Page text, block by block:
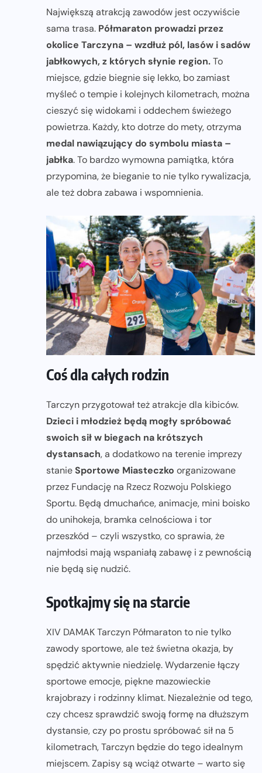
Największą atrakcją zawodów jest oczywiście
sama trasa. Półmaraton prowadzi przez
okolice Tarczyna – wzdłuż pól, lasów i sadów
jabłkowych, z których słynie region.To
miejsce, gdzie biegnie się lekko, bo zamiast
myśleć o tempie i kolejnych kilometrach, można
cieszyć się widokami i oddechem świeżego
powietrza. Każdy, kto dotrze do mety, otrzyma
medal nawiązujący do symbolu miasta –
jabłka. To bardzo wymowna pamiątka, która
przypomina, że bieganie to nie tylko rywalizacja,
ale też dobra zabawa i wspomnienia.
Coś dla całych rodzin
Tarczyn przygotował też atrakcje dla kibiców.
Dzieci i młodzież będą mogły spróbować
swoich sił w biegach na krótszych
dystansach, a dodatkowo na terenie imprezy
stanieSportowe Miasteczko organizowane
przez Fundację na Rzecz Rozwoju Polskiego
Sportu. Będą dmuchańce, animacje, mini boisko
do unihokeja, bramka celnościowa i tor
przeszkód – czyli wszystko, co sprawia, że
najmłodsi mają wspaniałą zabawę i z pewnością
nie będą się nudzić.
Spotkajmy się na starcie
XIV DAMAK Tarczyn Półmaraton to nie tylko
zawody sportowe, ale też świetna okazja, by
spędzić aktywnie niedzielę. Wydarzenie łączy
sportowe emocje, piękne mazowieckie
krajobrazy i rodzinny klimat. Niezależnie od tego,
czy chcesz sprawdzić swoją formę na dłuższym
dystansie, czy po prostu spróbować sił na 5
kilometrach, Tarczyn będzie do tego idealnym
miejscem. Zapisy są wciąż otwarte – warto się